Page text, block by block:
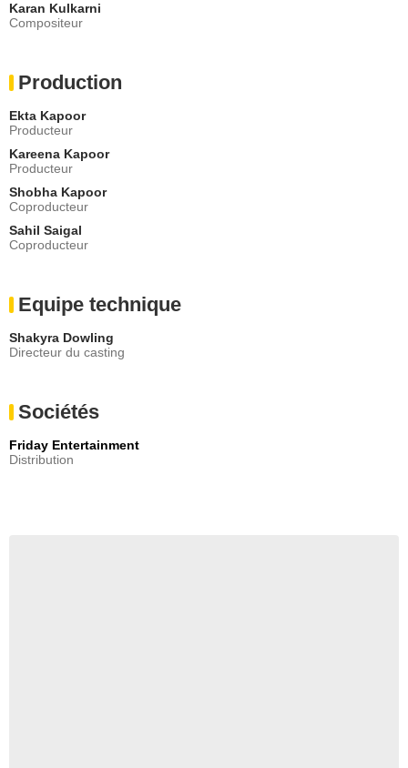
Karan Kulkarni
Compositeur
Production
Ekta Kapoor
Producteur
Kareena Kapoor
Producteur
Shobha Kapoor
Coproducteur
Sahil Saigal
Coproducteur
Equipe technique
Shakyra Dowling
Directeur du casting
Sociétés
Friday Entertainment
Distribution